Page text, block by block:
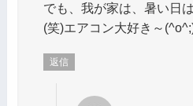
でも、我が家は、暑い日
(笑)エアコン大好き～
返信